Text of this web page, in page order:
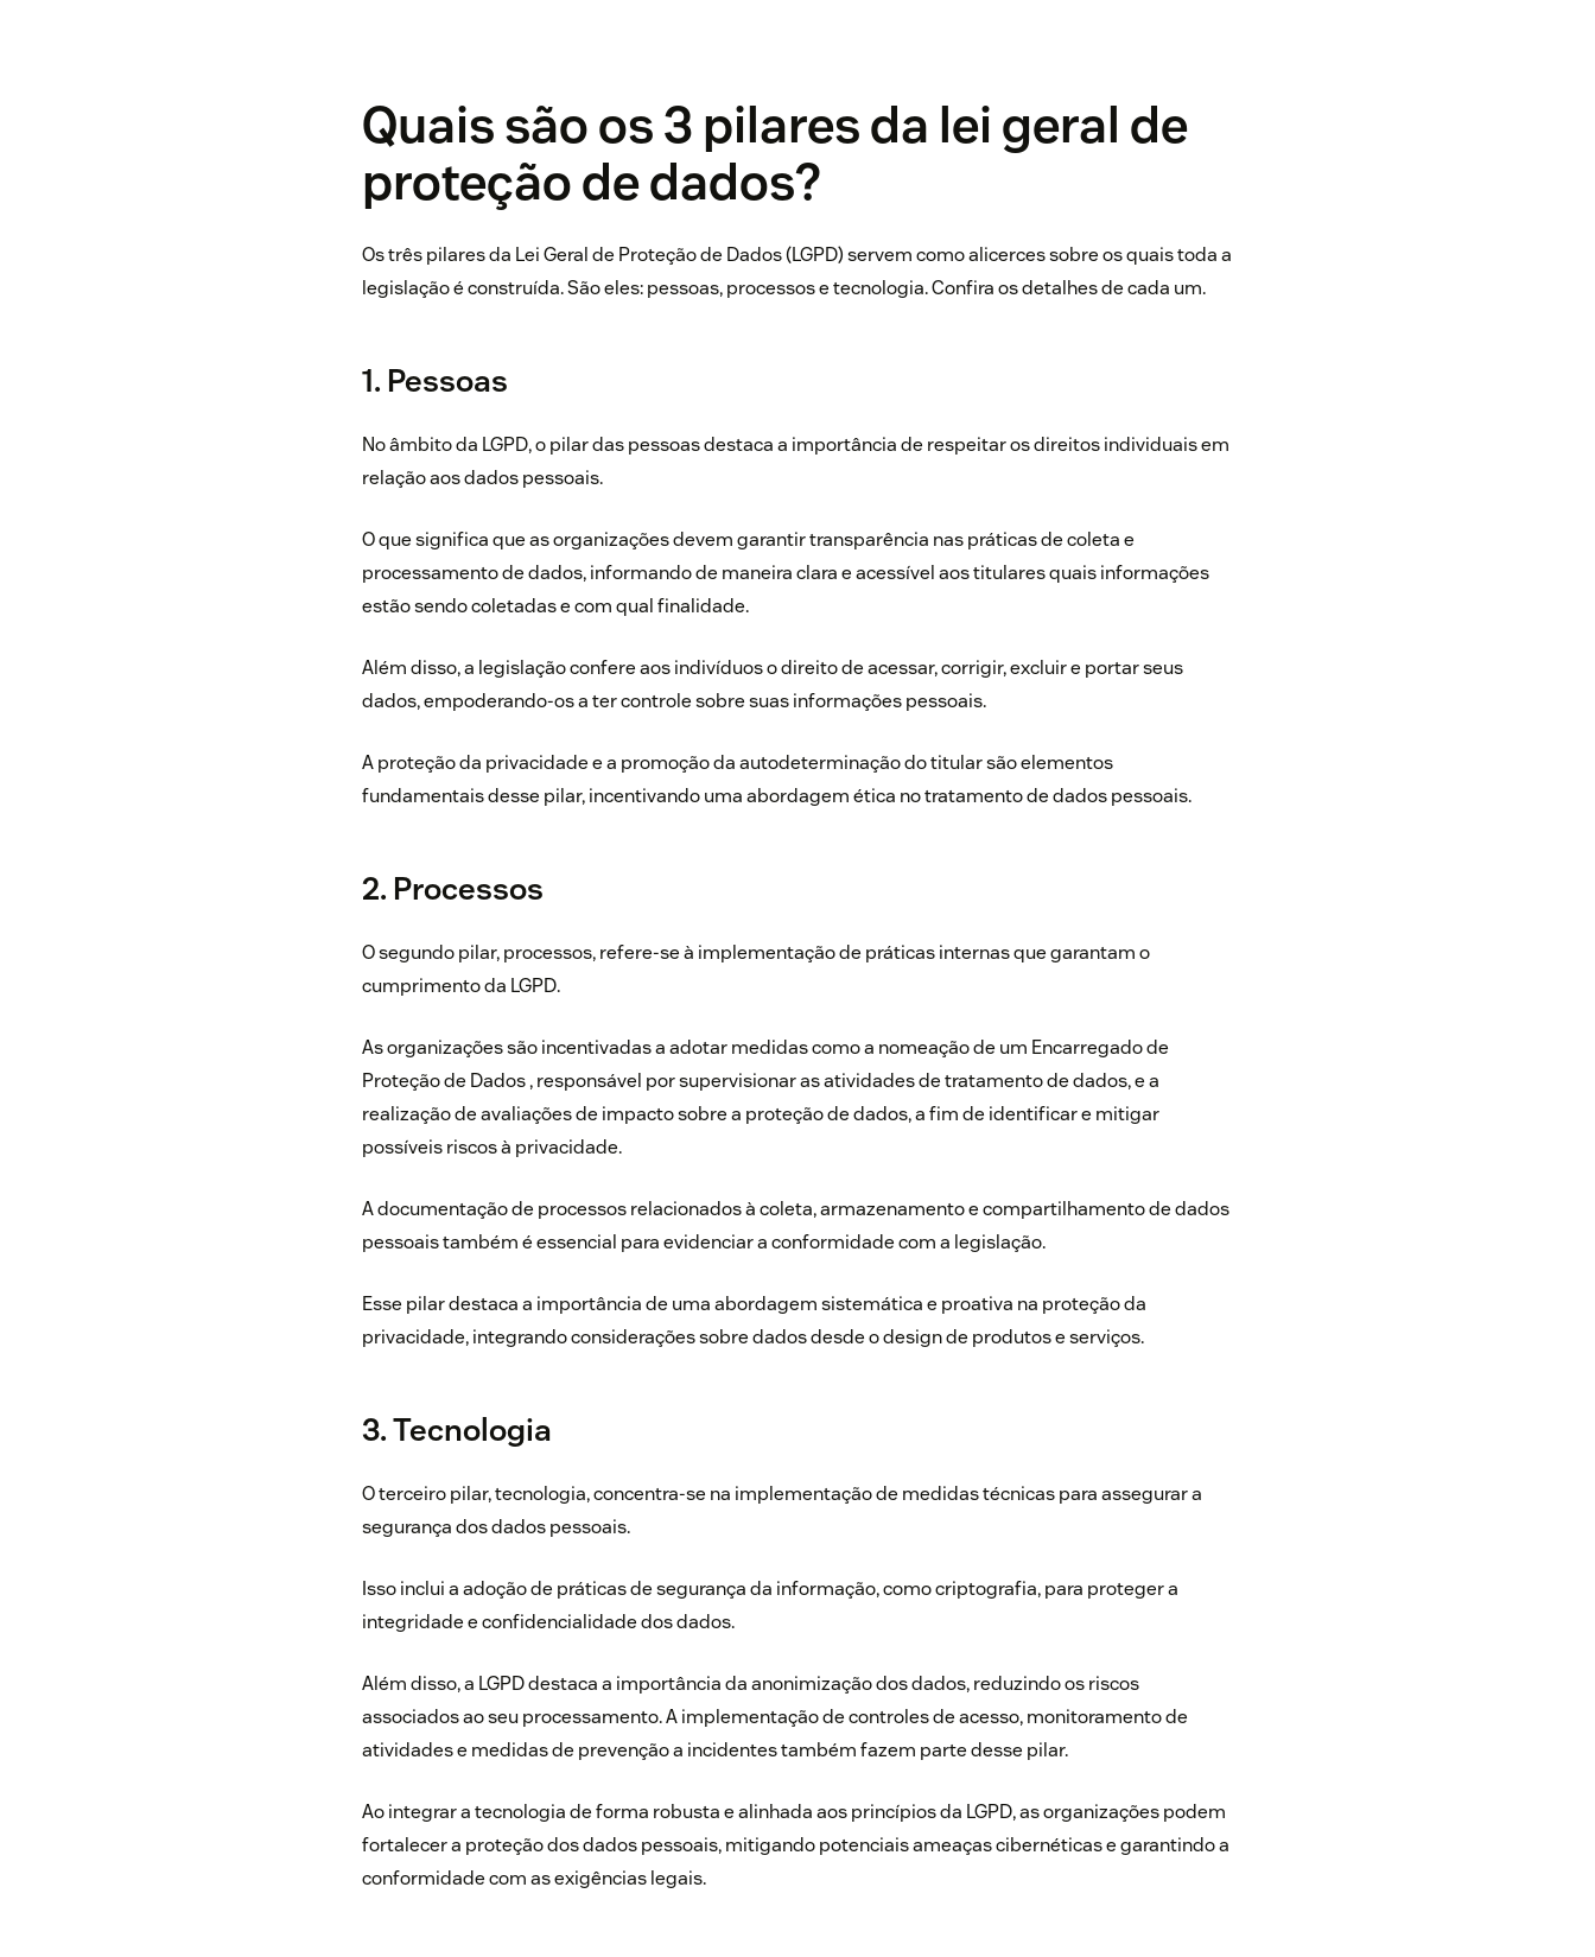
Quais são os 3 pilares da lei geral de
proteção de dados?
Os três pilares da Lei Geral de Proteção de Dados (LGPD) servem como alicerces sobre os quais toda a
legislação é construída. São eles: pessoas, processos e tecnologia. Confira os detalhes de cada um.
1. Pessoas
No âmbito da LGPD, o pilar das pessoas destaca a importância de respeitar os direitos individuais em
relação aos dados pessoais.
O que significa que as organizações devem garantir transparência nas práticas de coleta e
processamento de dados, informando de maneira clara e acessível aos titulares quais informações
estão sendo coletadas e com qual finalidade.
Além disso, a legislação confere aos indivíduos o direito de acessar, corrigir, excluir e portar seus
dados, empoderando-os a ter controle sobre suas informações pessoais.
A proteção da privacidade e a promoção da autodeterminação do titular são elementos
fundamentais desse pilar, incentivando uma abordagem ética no tratamento de dados pessoais.
2. Processos
O segundo pilar, processos, refere-se à implementação de práticas internas que garantam o
cumprimento da LGPD.
As organizações são incentivadas a adotar medidas como a nomeação de um Encarregado de
Proteção de Dados , responsável por supervisionar as atividades de tratamento de dados, e a
realização de avaliações de impacto sobre a proteção de dados, a fim de identificar e mitigar
possíveis riscos à privacidade.
A documentação de processos relacionados à coleta, armazenamento e compartilhamento de dados
pessoais também é essencial para evidenciar a conformidade com a legislação.
Esse pilar destaca a importância de uma abordagem sistemática e proativa na proteção da
privacidade, integrando considerações sobre dados desde o design de produtos e serviços.
3. Tecnologia
O terceiro pilar, tecnologia, concentra-se na implementação de medidas técnicas para assegurar a
segurança dos dados pessoais.
Isso inclui a adoção de práticas de segurança da informação, como criptografia, para proteger a
integridade e confidencialidade dos dados.
Além disso, a LGPD destaca a importância da anonimização dos dados, reduzindo os riscos
associados ao seu processamento. A implementação de controles de acesso, monitoramento de
atividades e medidas de prevenção a incidentes também fazem parte desse pilar.
Ao integrar a tecnologia de forma robusta e alinhada aos princípios da LGPD, as organizações podem
fortalecer a proteção dos dados pessoais, mitigando potenciais ameaças cibernéticas e garantindo a
conformidade com as exigências legais.